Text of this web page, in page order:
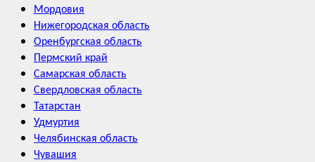
Мордовия
Нижегородская область
Оренбургская область
Пермский край
Самарская область
Свердловская область
Татарстан
Удмуртия
Челябинская область
Чувашия